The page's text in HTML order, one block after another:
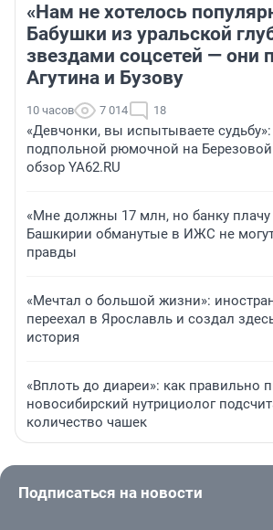
«Нам не хотелось
Бабушки из уральской
звездами соцсетей — они
Агутина и Бузову
10 часов 7 014 18
«Девчонки, вы испытываете судьбу»:
подпольной рюмочной на
обзор YA62.RU
«Мне должны 17 млн, но банку плачу
Башкирии обманутые в ИЖС не
правды
«Мечтал о большой жизни»:
переехал в Ярославль и создал
история
«Вплоть до диареи»: как правильно
новосибирский нутрициолог
количество чашек
Подписаться на новости